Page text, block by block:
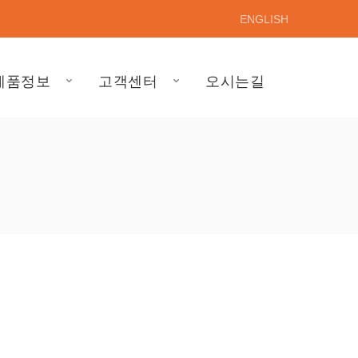
ENGLISH
품정보 고객센터 오시는길